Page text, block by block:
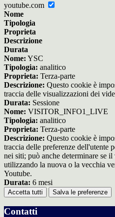
youtube.com
Nome
Tipologia
Proprieta
Descrizione
Durata
Nome: YSC
Tipologia: analitico
Proprieta: Terza-parte
Descrizione: Questo cookie è
traccia delle visualizzazioni dei
Durata: Sessione
Nome: VISITOR_INFO1_LIVE
Tipologia: analitico
Proprieta: Terza-parte
Descrizione: Questo cookie è
traccia delle preferenze dell'utente
nei siti; può anche determinare se
utilizzando la nuova o la vecchia
Youtube.
Durata: 6 mesi
Accetta tutti Salva le preferenze
Contatti